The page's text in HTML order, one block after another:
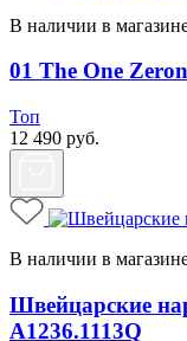
В наличии в
01 The One
Топ
12 490 руб.
В наличии в
Швейцарские
A1236.1113Q